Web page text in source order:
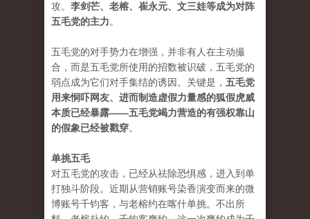
攻。 李剑芒、老榕、崔永元、文三娃等成为对阵
五毛党的主力。
五毛党的对手势力在增强，并非有人在主动撮
合，而是五毛党所使用的招数被识破，五毛党的
弱点成为它们对手集结的诱因。关键是， 五毛党
用来恫吓网友、进而制造虚假力量感的狐假虎威
本质已经暴露——五毛党竭力营造的有强权靠山
的假象已经被戳穿。
单挑五毛
对五毛党的攻击，已经从祛除恐惧感，进入到单
打独斗阶段。近期从营销账号染香演变而来的微
博账号千钧客，与老榕约在喀什单挑。不出所